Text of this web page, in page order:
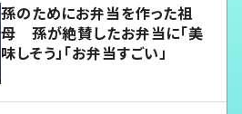
孫のためにお弁当を作った祖
母 孫が絶賛したお弁当に「美
味しそう」「お弁当すごい」